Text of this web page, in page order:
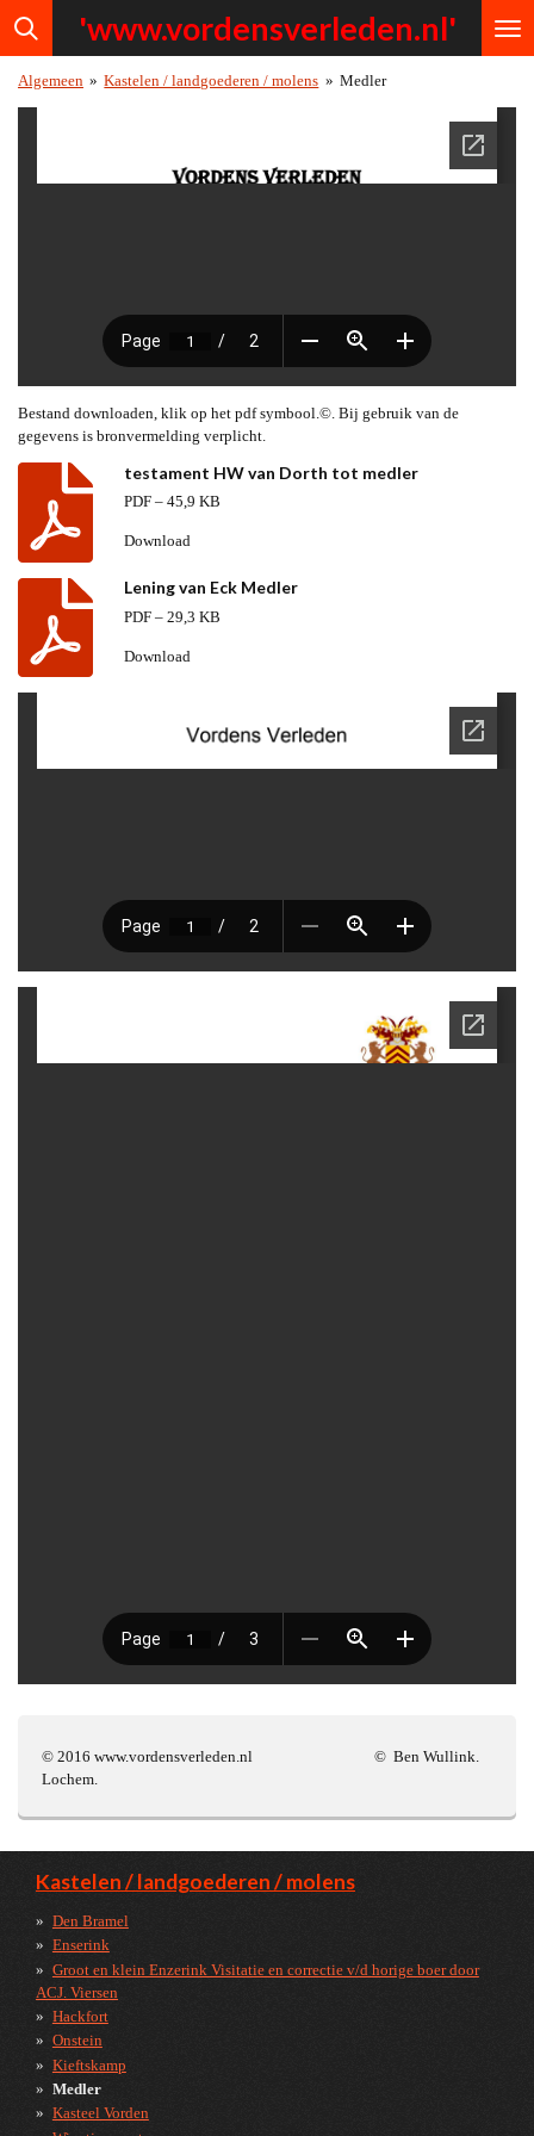
Ga
direct
de
hoofdinhoud
'www.vordensverleden.nl'
Algemeen » Kastelen / landgoederen / molens » Medler
Bestand downloaden, klik op het pdf symbool.©. Bij gebruik van de
gegevens is bronvermelding verplicht.
testament HW van Dorth tot medler
PDF – 45,9 KB
Download
Lening van Eck Medler
PDF – 29,3 KB
Download
© 2016 www.vordensverleden.nl © Ben Wullink.
Lochem.
Kastelen / landgoederen / molens
Den Bramel
Enserink
Groot en klein Enzerink Visitatie en correctie v/d horige boer door
ACJ. Viersen
Hackfort
Onstein
Kieftskamp
Medler
Kasteel Vorden